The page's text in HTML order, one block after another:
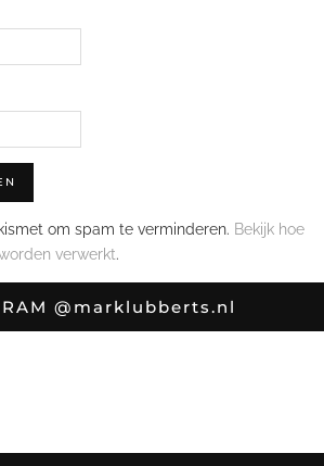
om spam te verminderen. Bekijk hoe
verwerkt.
@marklubberts.nl